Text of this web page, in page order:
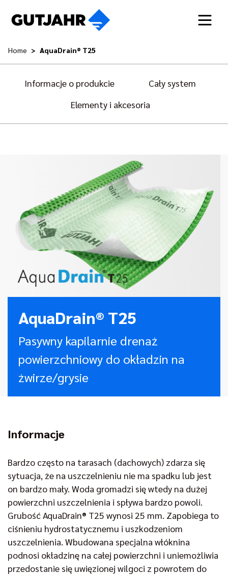
Home AquaDrain® T25
Informacje o produkcie
Cały system
Elementy i akcesoria
AquaDrain® T25
Pasywny kapilarnie drenaż
powierzchniowy do okładzin na
żwirze/grysie
Informacje
Bardzo często na tarasach (dachowych) zdarza się
sytuacja, że na uszczelnieniu nie ma spadku lub jest
on bardzo mały. Woda gromadzi się wtedy na dużej
powierzchni uszczelnienia i spływa bardzo powoli.
Grubość AquaDrain® T25 wynosi 25 mm. Zapobiega to
ciśnieniu hydrostatycznemu i uszkodzeniom
uszczelnienia. Wbudowana specjalna włóknina
podnosi okładzinę na całej powierzchni i uniemożliwia
przedostanie się uwięzionej wilgoci z powrotem do